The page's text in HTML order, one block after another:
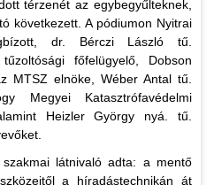
térzenét az egybegyűlteknek,
következett. A pódiumon Nyitrai
dr. Bérczi László tű.
főfelügyelő, Dobson
MTSZ elnöke, Wéber Antal tű.
Megyei Katasztrófavédelmi
Heizler György nyá. tű.
látnivaló adta: a mentő
a híradástechnikán át